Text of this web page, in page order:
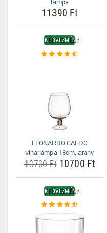
lámpa
11390 Ft
KEDVEZMÉNY
LEONARDO CALDO
viharlámpa 18cm, arany
10700 Ft10700 Ft
KEDVEZMÉNY